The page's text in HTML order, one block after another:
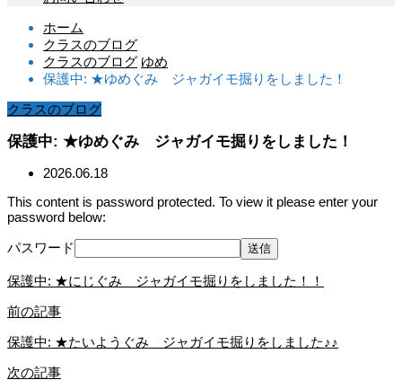
ホーム
クラスのブログ
クラスのブログ ゆめ
保護中: ★ゆめぐみ ジャガイモ掘りをしました！
クラスのブログ
保護中: ★ゆめぐみ ジャガイモ掘りをしました！
2026.06.18
This content is password protected. To view it please enter your
password below:
パスワード
保護中: ★にじぐみ ジャガイモ掘りをしました！！
前の記事
保護中: ★たいようぐみ ジャガイモ掘りをしました♪♪
次の記事